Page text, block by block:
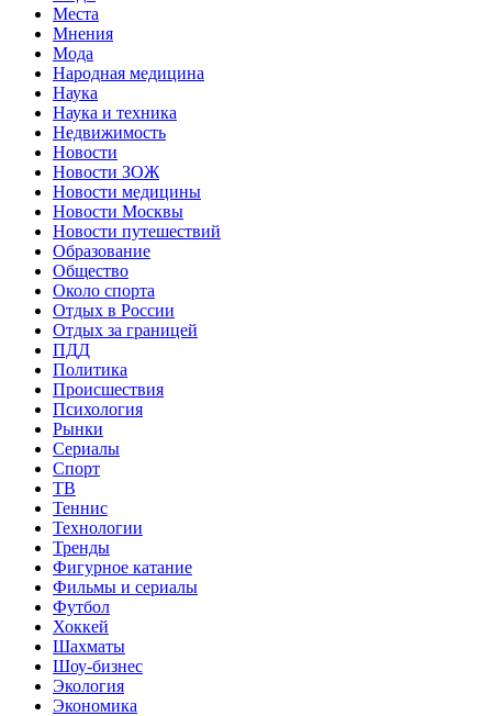
Места
Мнения
Мода
Народная медицина
Наука
Наука и техника
Недвижимость
Новости
Новости ЗОЖ
Новости медицины
Новости Москвы
Новости путешествий
Образование
Общество
Около спорта
Отдых в России
Отдых за границей
ПДД
Политика
Происшествия
Психология
Рынки
Сериалы
Спорт
ТВ
Теннис
Технологии
Тренды
Фигурное катание
Фильмы и сериалы
Футбол
Хоккей
Шахматы
Шоу-бизнес
Экология
Экономика